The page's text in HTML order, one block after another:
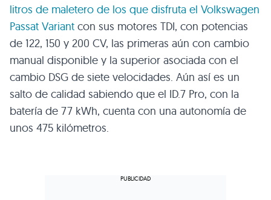
litros de maletero de los que disfruta el Volkswagen
Passat Variant con sus motores TDI, con potencias
de 122, 150 y 200 CV, las primeras aún con cambio
manual disponible y la superior asociada con el
cambio DSG de siete velocidades. Aún así es un
salto de calidad sabiendo que el ID.7 Pro, con la
batería de 77 kWh, cuenta con una autonomía de
unos 475 kilómetros.